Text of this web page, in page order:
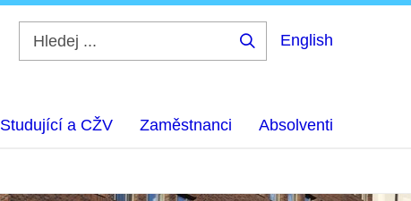
English
Studující a CŽV Zaměstnanci Absolventi